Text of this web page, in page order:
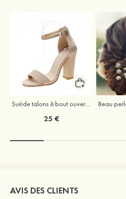
Suède talons à bout ouvert sandales talon bottier chaussures pour les soirées
25 €
AVIS DES CLIENTS